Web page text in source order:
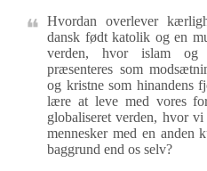
Hvordan overlever
dansk født katolik og en
verden, hvor islam og
præsenteres som
og kristne som hinandens
lære at leve med vores
globaliseret verden, hvor
mennesker med en anden
baggrund end os selv?